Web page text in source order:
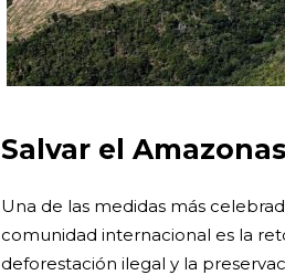
Salvar el Amazonas
Una de las medidas más
comunidad internacional es la
deforestación ilegal y la